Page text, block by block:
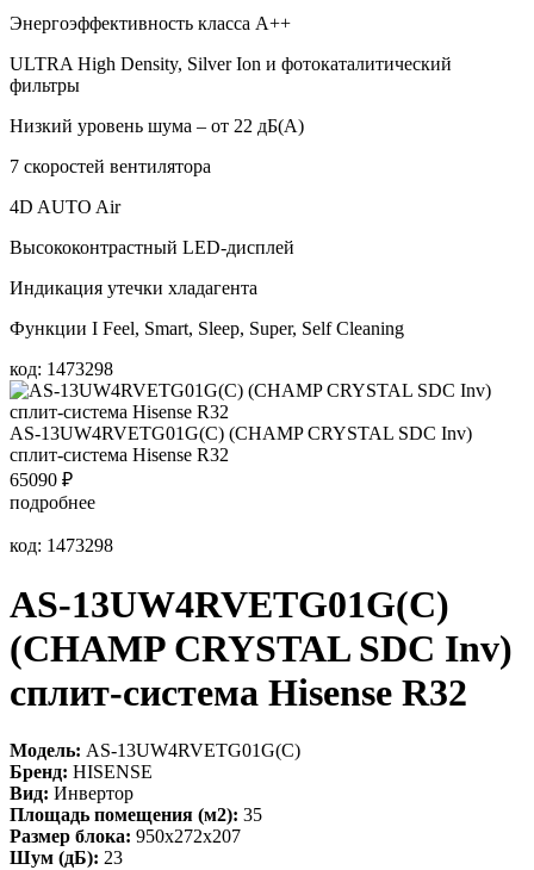
Энергоэффективность класса А++
ULTRA High Density, Silver Ion и фотокаталитический
фильтры
Низкий уровень шума – от 22 дБ(А)
7 скоростей вентилятора
4D AUTO Air
Высококонтрастный LED-дисплей
Индикация утечки хладагента
Функции I Feel, Smart, Sleep, Super, Self Cleaning
код: 1473298
AS-13UW4RVETG01G(С) (СHAMP CRYSTAL SDC Inv)
сплит-система Hisense R32
65090 ₽
подробнее
код: 1473298
AS-13UW4RVETG01G(С)
(СHAMP CRYSTAL SDC Inv)
сплит-система Hisense R32
Модель: AS-13UW4RVETG01G(С)
Бренд: HISENSE
Вид: Инвертор
Площадь помещения (м2): 35
Размер блока: 950х272х207
Шум (дБ): 23